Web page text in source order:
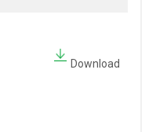
Download